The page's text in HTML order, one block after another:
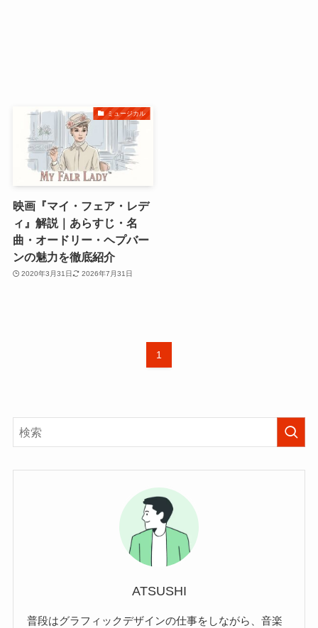
ミュージカル
映画『マイ・フェア・レデ
ィ』解説｜あらすじ・名
曲・オードリー・ヘプバー
ンの魅力を徹底紹介
2020年3月31日 2026年7月31日
1
ATSUSHI
普段はグラフィックデザインの仕事をしながら、音楽